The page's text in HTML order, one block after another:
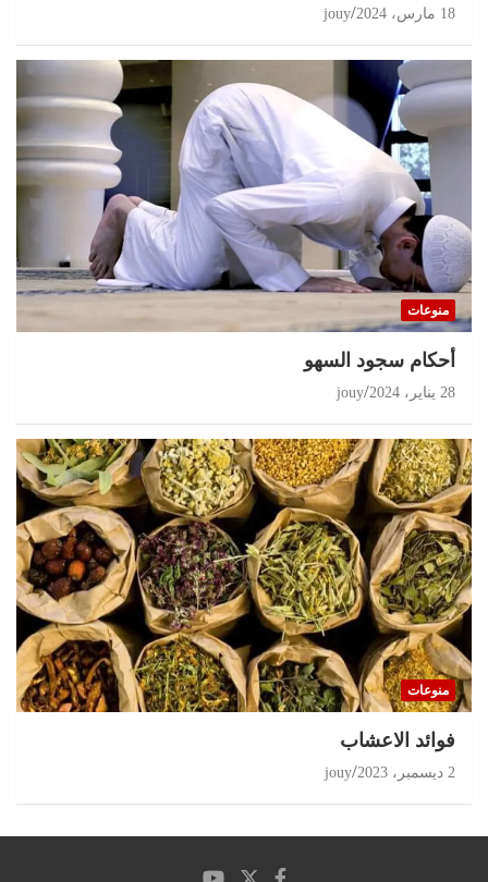
18 مارس، 2024 jouy
منوعات
أحكام سجود السهو
28 يناير، 2024 jouy
منوعات
‏فوائد الاعشاب
2 ديسمبر، 2023 jouy